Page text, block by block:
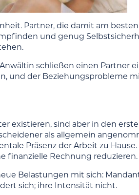
Partner, die damit am
und genug
schließen einen Partner
und der Beziehungsprobleme
existieren, sind aber in den
als allgemein
Präsenz der Arbeit zu Hause.
finanzielle Rechnung reduzieren.
Belastungen mit sich:
sich; ihre Intensität nicht.